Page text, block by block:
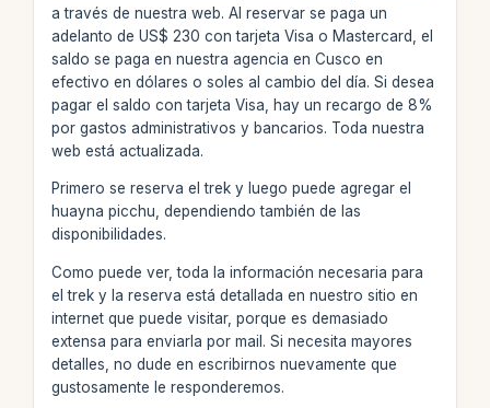
a través de nuestra web. Al reservar se paga un
adelanto de US$ 230 con tarjeta Visa o Mastercard, el
saldo se paga en nuestra agencia en Cusco en
efectivo en dólares o soles al cambio del día. Si desea
pagar el saldo con tarjeta Visa, hay un recargo de 8%
por gastos administrativos y bancarios. Toda nuestra
web está actualizada.
Primero se reserva el trek y luego puede agregar el
huayna picchu, dependiendo también de las
disponibilidades.
Como puede ver, toda la información necesaria para
el trek y la reserva está detallada en nuestro sitio en
internet que puede visitar, porque es demasiado
extensa para enviarla por mail. Si necesita mayores
detalles, no dude en escribirnos nuevamente que
gustosamente le responderemos.